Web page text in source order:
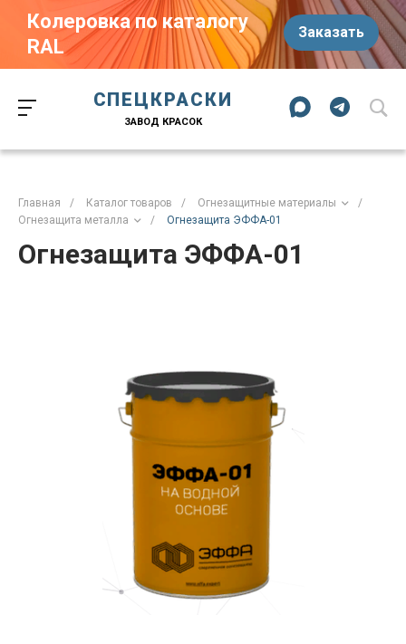
Колеровка по каталогу
RAL
Заказать
ул. Труда, д. 187 к.2
Челябинск
Челябинская область
СПЕЦКРАСКИ
ЗАВОД КРАСОК
Главная / Каталог товаров / Огнезащитные материалы
/
Огнезащита металла
/ Огнезащита ЭФФА-01
Огнезащита ЭФФА-01